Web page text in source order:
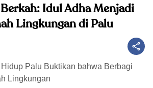
Idul Adha Menjadi
Lingkungan di Palu
Palu Buktikan bahwa Berbagi
Lingkungan